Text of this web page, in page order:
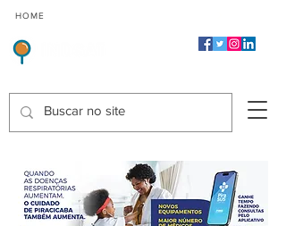
HOME